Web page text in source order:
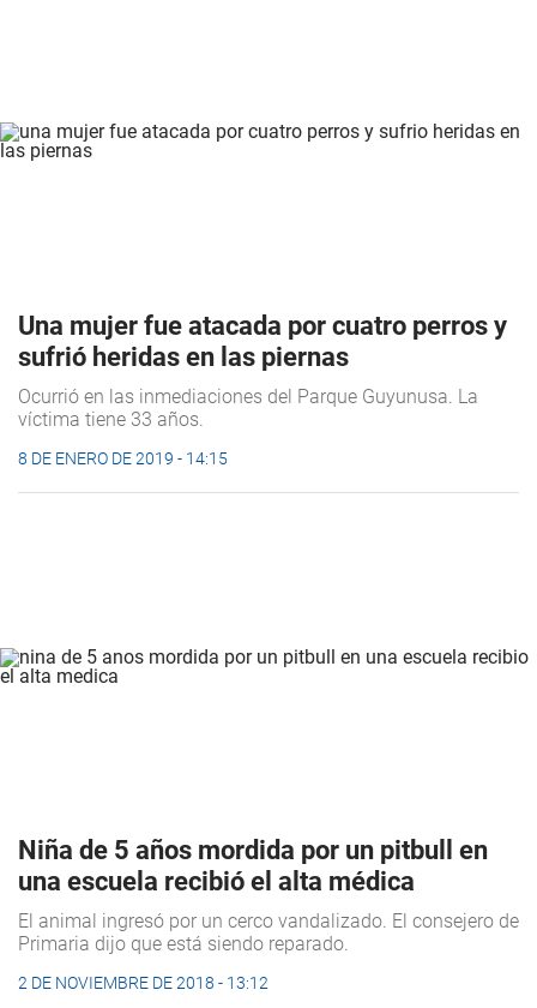
Una mujer fue atacada por cuatro perros y
sufrió heridas en las piernas
Ocurrió en las inmediaciones del Parque Guyunusa. La
víctima tiene 33 años.
8 DE ENERO DE 2019 - 14:15
Niña de 5 años mordida por un pitbull en
una escuela recibió el alta médica
El animal ingresó por un cerco vandalizado. El consejero de
Primaria dijo que está siendo reparado.
2 DE NOVIEMBRE DE 2018 - 13:12